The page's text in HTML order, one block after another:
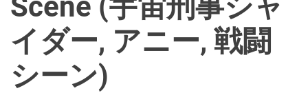
イダー, アニー, 戦闘
シーン)